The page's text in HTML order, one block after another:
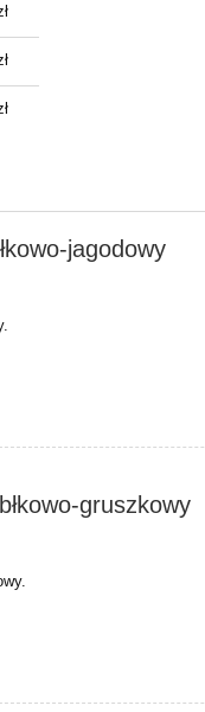
jagodowy
gruszkowy